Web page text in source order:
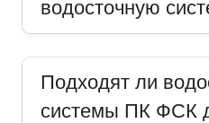
водосточную
Подходят ли
системы ПК ФСК